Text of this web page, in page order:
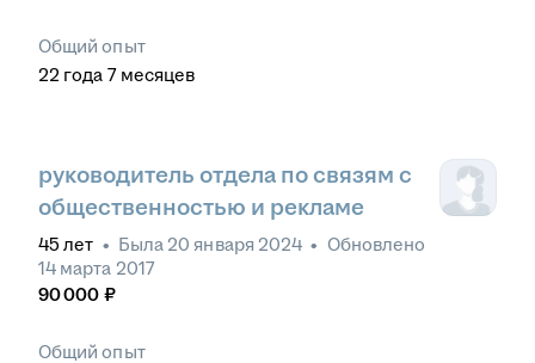
Общий опыт
22 года 7 месяцев
руководитель отдела по связям с
общественностью и рекламе
45 лет • Была 20 января 2024 • Обновлено
14 марта 2017
90 000 ₽
Общий опыт